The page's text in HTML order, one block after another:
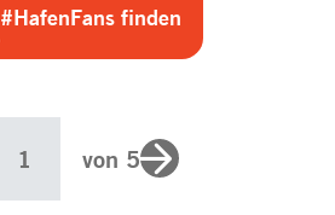
#HafenFans finden
1 von 5